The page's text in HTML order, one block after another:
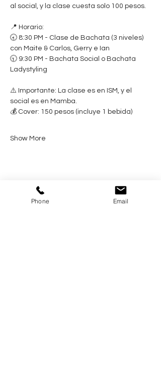
al social, y la clase cuesta solo 100 pesos.
📍 Horario:
🕣 8:30 PM - Clase de Bachata (3 niveles)
con Maite & Carlos, Gerry e Ian
🕤 9:30 PM - Bachata Social o Bachata
Ladystyling
⚠️ Importante: La clase es en ISM, y el
social es en Mamba.
💰 Cover: 150 pesos (incluye 1 bebida)
Show More
Share this event
Phone Email